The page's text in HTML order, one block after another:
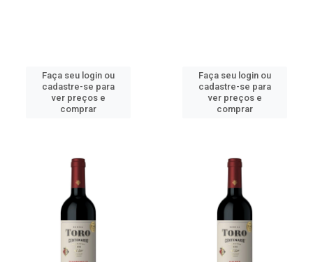
Faça seu login ou
cadastre-se para
ver preços e
comprar
Faça seu login ou
cadastre-se para
ver preços e
comprar